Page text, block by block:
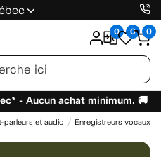
0 0 0
- Aucun achat minimum. 🚚
parleurs et audio Enregistreurs vocaux